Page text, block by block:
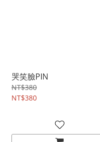
哭笑臉PIN
NT$380
NT$380